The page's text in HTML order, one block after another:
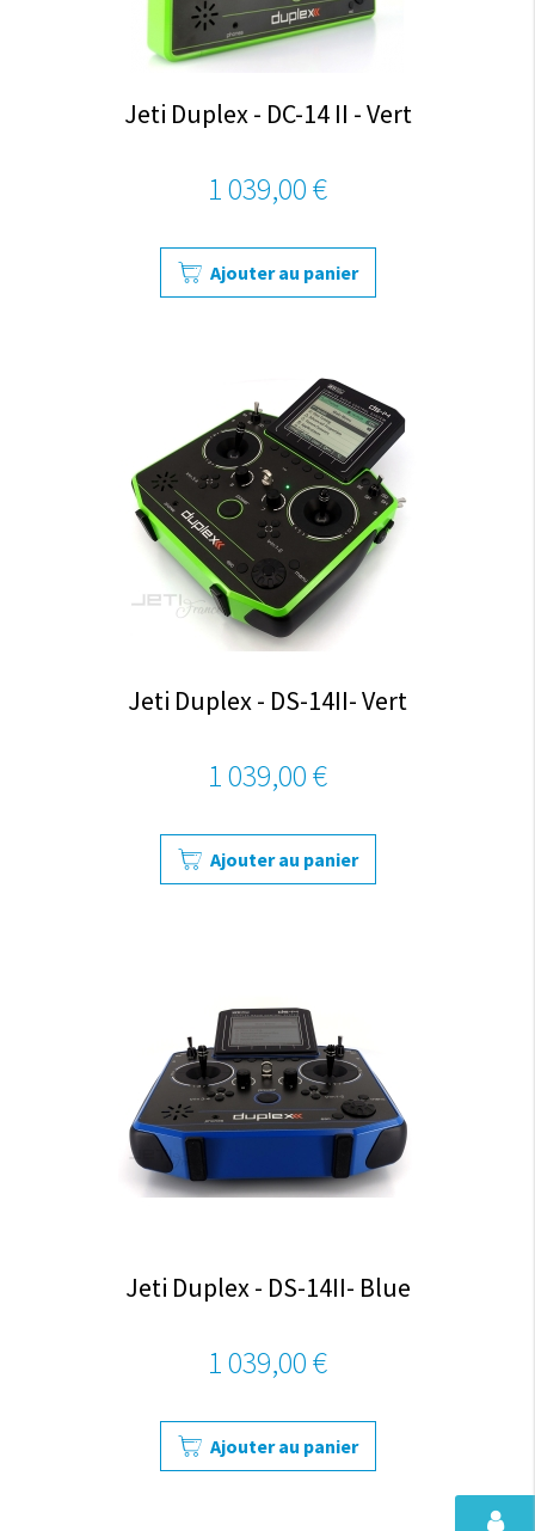
Jeti Duplex - DC-14 II - Vert
1 039,00 €
Ajouter au panier
Jeti Duplex - DS-14II- Vert
1 039,00 €
Ajouter au panier
Jeti Duplex - DS-14II- Blue
1 039,00 €
Ajouter au panier